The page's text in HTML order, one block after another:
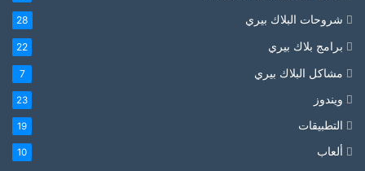
شروحات البلاك بيري 28
برامج بلاك بيري 22
مشاكل البلاك بيري 7
ويندوز 23
التطبيقات 19
ألعاب 10